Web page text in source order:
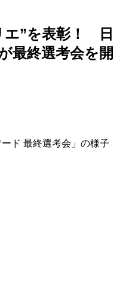
エ”を表彰！ 日
最終選考会を開